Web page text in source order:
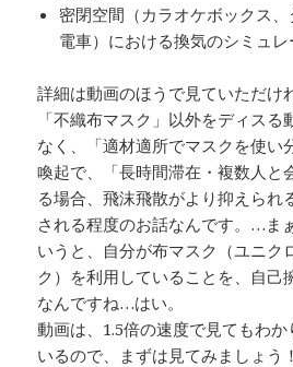
密閉空間（カラオケボックス、
電車）における換気のシミュレ
詳細は動画のほうで見ていただけ
「不織布マスク」以外をディス
なく、「適材適所でマスクを使い
喚起で、「長時間滞在・複数人と
る場合、飛沫飛散がより抑えられ
される程度のお話なんです。…ま
いうと、自分が布マスク（ユニク
ク）を利用していることを、自己
なんですね…はい。
動画は、1.5倍の速度で見てもわ
いるので、まずは見てみましょう！